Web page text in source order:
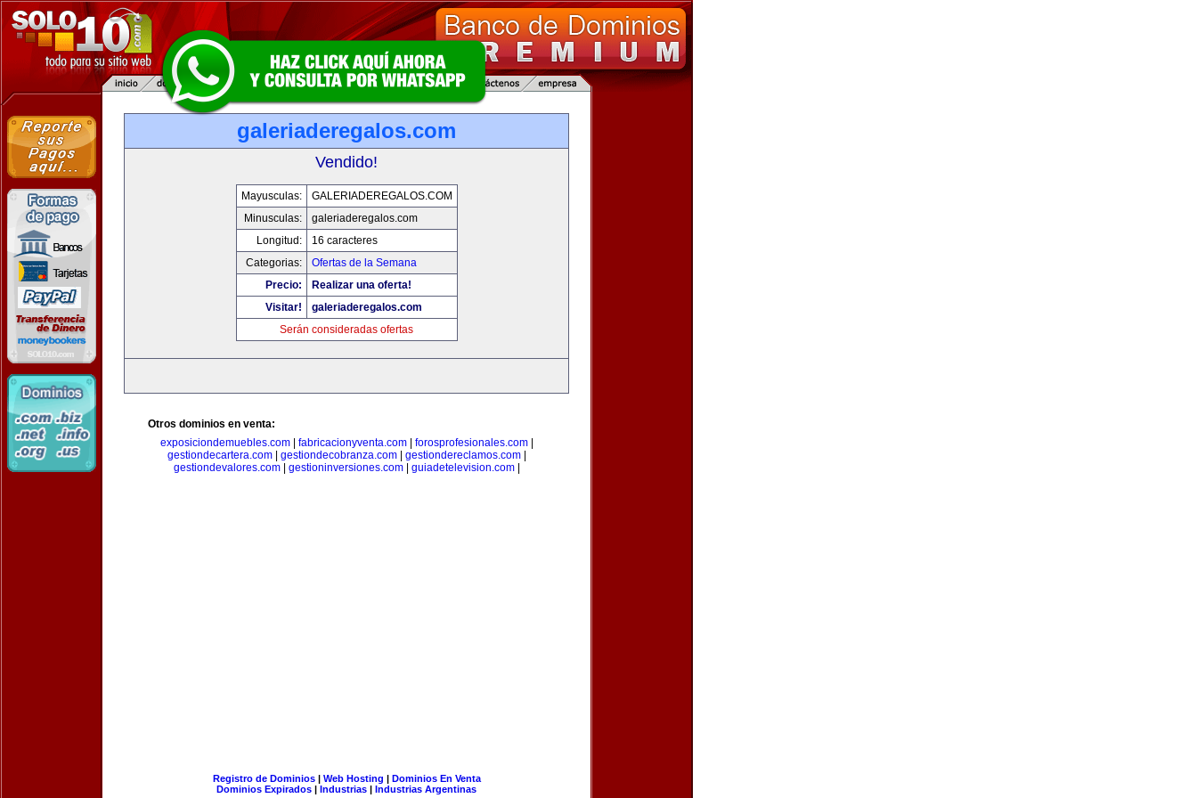
galeriaderegalos.com
Vendido!
Mayusculas:
GALERIADEREGALOS.COM
Minusculas:
galeriaderegalos.com
Longitud:
16 caracteres
Categorias:
Ofertas de la Semana
Precio:
Realizar una oferta!
Visitar!
galeriaderegalos.com
Serán consideradas ofertas
Otros dominios en venta:
exposiciondemuebles.com| fabricacionyventa.com| forosprofesionales.com|
gestiondecartera.com| gestiondecobranza.com| gestiondereclamos.com|
gestiondevalores.com| gestioninversiones.com| guiadetelevision.com|
Registro de Dominios| Web Hosting | Dominios En Venta
Dominios Expirados | Industrias | Industrias Argentinas